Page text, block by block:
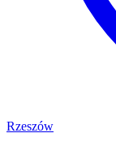
Rzeszów